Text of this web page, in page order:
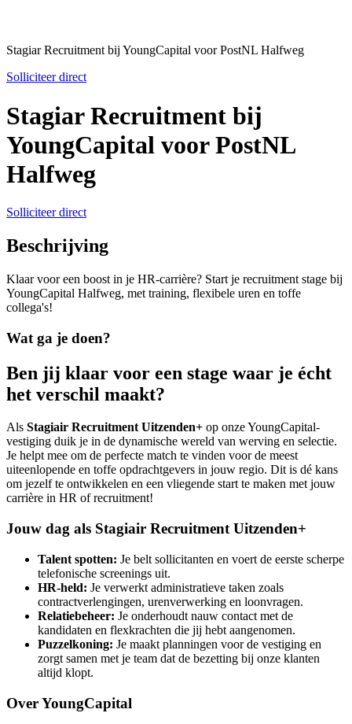
Stagiar Recruitment bij YoungCapital voor PostNL Halfweg
Solliciteer direct
Stagiar Recruitment bij
YoungCapital voor PostNL
Halfweg
Solliciteer direct
Beschrijving
Klaar voor een boost in je HR-carrière? Start je recruitment stage bij
YoungCapital Halfweg, met training, flexibele uren en toffe
collega's!
Wat ga je doen?
Ben jij klaar voor een stage waar je écht
het verschil maakt?
Als Stagiair Recruitment Uitzenden+ op onze YoungCapital-
vestiging duik je in de dynamische wereld van werving en selectie.
Je helpt mee om de perfecte match te vinden voor de meest
uiteenlopende en toffe opdrachtgevers in jouw regio. Dit is dé kans
om jezelf te ontwikkelen en een vliegende start te maken met jouw
carrière in HR of recruitment!
Jouw dag als Stagiair Recruitment Uitzenden+
Talent spotten: Je belt sollicitanten en voert de eerste scherpe
telefonische screenings uit.
HR-held: Je verwerkt administratieve taken zoals
contractverlengingen, urenverwerking en loonvragen.
Relatiebeheer: Je onderhoudt nauw contact met de
kandidaten en flexkrachten die jij hebt aangenomen.
Puzzelkoning: Je maakt planningen voor de vestiging en
zorgt samen met je team dat de bezetting bij onze klanten
altijd klopt.
Over YoungCapital